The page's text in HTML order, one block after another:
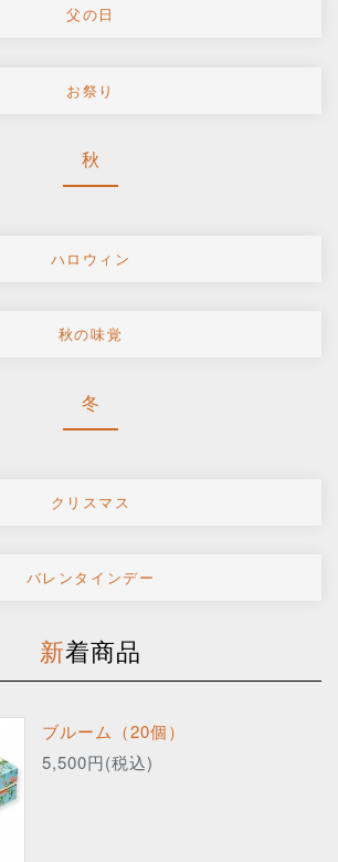
父の日
お祭り
秋
ハロウィン
秋の味覚
冬
クリスマス
バレンタインデー
新着商品
ブルーム（20個）
5,500円(税込)